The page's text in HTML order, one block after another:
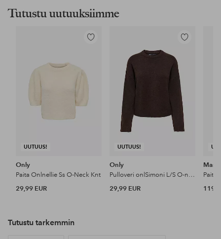
Tutustu uutuuksiimme
UUTUUS!
Lisää
Only
Paita Onlnellie Ss O-Neck Knt
29,99 EUR
UUTUUS!
Lisää
Only
Pulloveri onlSimoni L/S O-neck Knt N
29,99 EUR
Masai
Paita
119
Tutustu tarkemmin